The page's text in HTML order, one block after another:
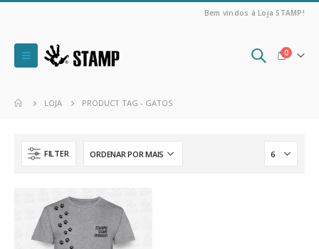
Bem vindos à Loja STAMP!
0
LOJA PRODUCT TAG - GATOS
FILTER